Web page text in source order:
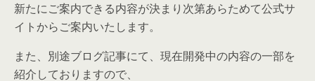
新たにご案内できる内容が決まり次第あらためて公式サ
イトからご案内いたします。
また、別途ブログ記事にて、現在開発中の内容の一部を
紹介しておりますので、